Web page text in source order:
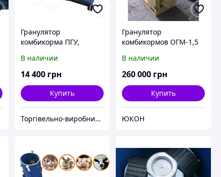
Гранулятор
комбикорма ПГУ,
200мм, 200 кг/час
5,5кВт
В наличии
14 400 грн
Купить
Торгівельно-виробнича компанія "Трініті"
Гранулятор
комбикормов ОГМ-1,5
В наличии
260 000 грн
Купить
ЮКОН